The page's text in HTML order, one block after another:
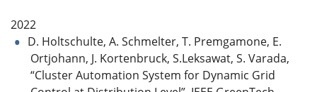
2022
D. Holtschulte, A. Schmelter, T. Premgamone, E.
Ortjohann, J. Kortenbruck, S.Leksawat, S. Varada,
“Cluster Automation System for Dynamic Grid